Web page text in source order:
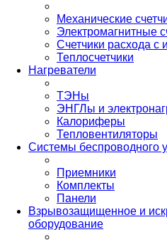
Механические
Электромагнитные
Счетчики расхода
Теплосчетчики
Нагреватели
ТЭНы
ЭНГЛы и
Калориферы
Тепловентиляторы
Системы беспроводного
Приемники
Комплекты
Панели
Взрывозащищенное и
оборудование